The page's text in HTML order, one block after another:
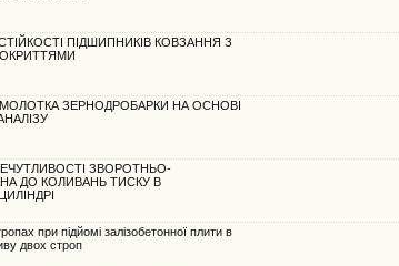
ПІДШИПНИКІВ КОВЗАННЯ З
ЗЕРНОДРОБАРКИ НА ОСНОВІ
ЗВОРОТНЬО-
ДО КОЛИВАНЬ ТИСКУ В
при підйомі залізобетонної плити в
двох строп